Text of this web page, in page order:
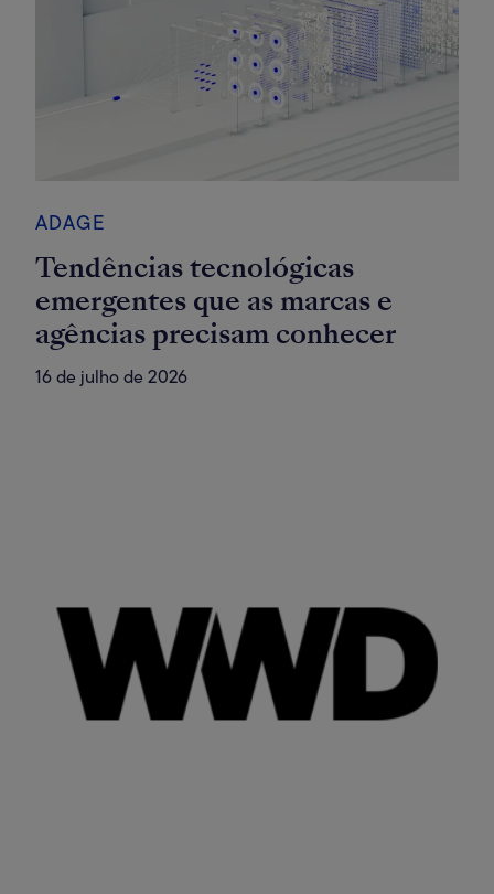
ADAGE
Tendências tecnológicas
emergentes que as marcas e
agências precisam conhecer
16 de julho de 2026